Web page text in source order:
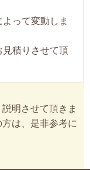
って変動しま
積りさせて頂
明させて頂きま
は、是非参考に